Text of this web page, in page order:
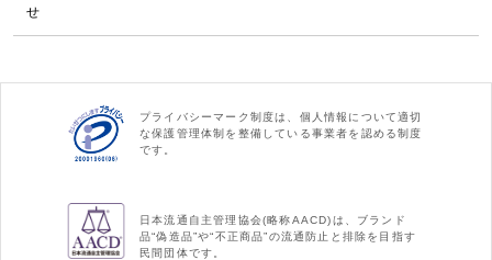
せ
プライバシーマーク制度は、個人情報について適切
な保護管理体制を整備している事業者を認める制度
です。
日本流通自主管理協会(略称AACD)は、ブランド
品“偽造品”や“不正商品”の流通防止と排除を目指す
民間団体です。